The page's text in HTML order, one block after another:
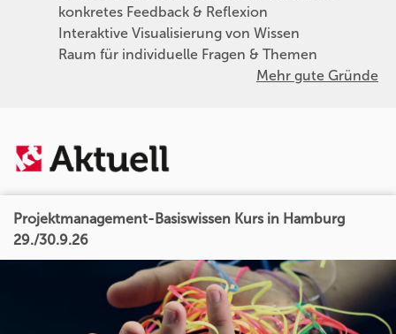
konkretes Feedback & Reflexion
Interaktive Visualisierung von Wissen
Raum für individuelle Fragen & Themen
Mehr gute Gründe
Projektmanagement-Basiswissen Kurs in Hamburg
29./30.9.26